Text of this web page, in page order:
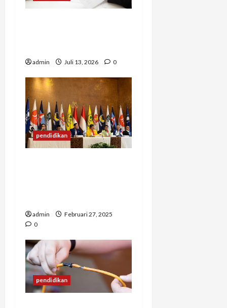
admin Juli 13, 2026 0
pendidikan
admin
Februari 27, 2025
0
pendidikan